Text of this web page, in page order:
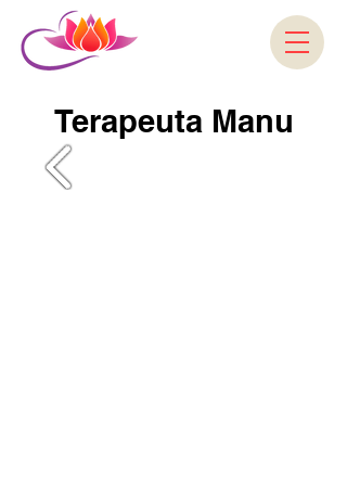
Terapeuta Manu